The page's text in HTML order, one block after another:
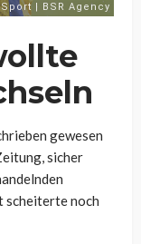
gewesen
sicher
scheiterte noch